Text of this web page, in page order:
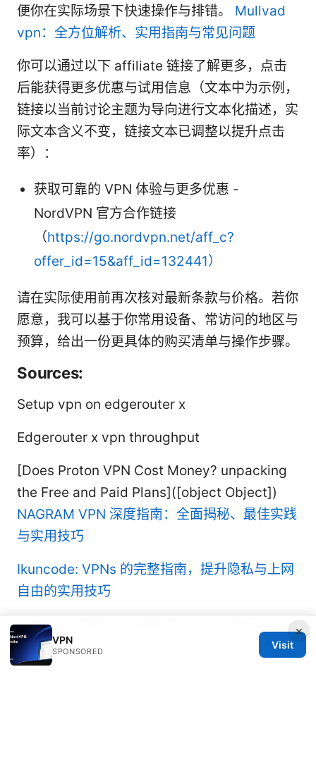
便你在实际场景下快速操作与排错。 Mullvad
vpn：全方位解析、实用指南与常见问题
你可以通过以下 affiliate 链接了解更多，点击
后能获得更多优惠与试用信息（文本中为示例，
链接以当前讨论主题为导向进行文本化描述，实
际文本含义不变，链接文本已调整以提升点击
率）：
获取可靠的 VPN 体验与更多优惠 -
NordVPN 官方合作链接
（https://go.nordvpn.net/aff_c?
offer_id=15&aff_id=132441）
请在实际使用前再次核对最新条款与价格。若你
愿意，我可以基于你常用设备、常访问的地区与
预算，给出一份更具体的购买清单与操作步骤。
Sources:
Setup vpn on edgerouter x
Edgerouter x vpn throughput
[Does Proton VPN Cost Money? unpacking
the Free and Paid Plans]([object Object])
NAGRAM VPN 深度指南：全面揭秘、最佳实践
与实用技巧
Ikuncode: VPNs 的完整指南，提升隐私与上网
自由的实用技巧
Vpn是什么意思：全面解读、用途、选择与实操
指南
×
VPN
SPONSORED
Visit